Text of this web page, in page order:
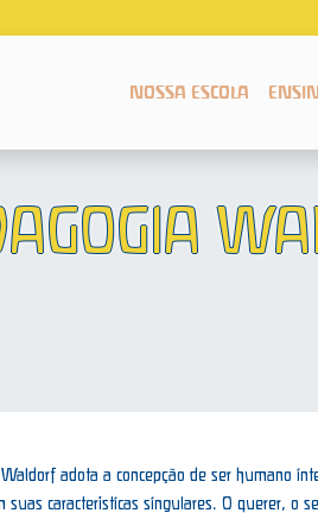
NOSSA ESCOLA
adota a concepção de ser humano
características singulares. O querer,